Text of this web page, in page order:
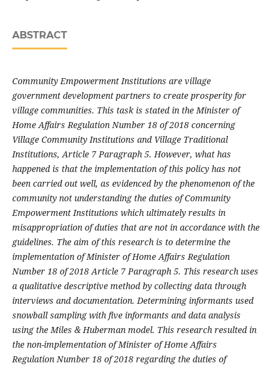
ABSTRACT
Community Empowerment Institutions are village
government development partners to create prosperity for
village communities. This task is stated in the Minister of
Home Affairs Regulation Number 18 of 2018 concerning
Village Community Institutions and Village Traditional
Institutions, Article 7 Paragraph 5. However, what has
happened is that the implementation of this policy has not
been carried out well, as evidenced by the phenomenon of the
community not understanding the duties of Community
Empowerment Institutions which ultimately results in
misappropriation of duties that are not in accordance with the
guidelines. The aim of this research is to determine the
implementation of Minister of Home Affairs Regulation
Number 18 of 2018 Article 7 Paragraph 5. This research uses
a qualitative descriptive method by collecting data through
interviews and documentation. Determining informants used
snowball sampling with five informants and data analysis
using the Miles & Huberman model. This research resulted in
the non-implementation of Minister of Home Affairs
Regulation Number 18 of 2018 regarding the duties of